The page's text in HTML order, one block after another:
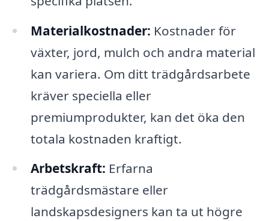
Materialkostnader: Kostnader för
växter, jord, mulch och andra material
kan variera. Om ditt trädgårdsarbete
kräver speciella eller
premiumprodukter, kan det öka den
totala kostnaden kraftigt.
Arbetskraft: Erfarna
trädgårdsmästare eller
landskapsdesigners kan ta ut högre